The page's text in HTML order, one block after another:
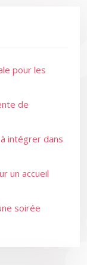
pour les
de
intégrer dans
un accueil
soirée